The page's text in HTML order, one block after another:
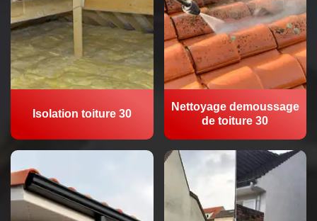
Isolation toiture 30
Nettoyage demoussage
de toiture 30